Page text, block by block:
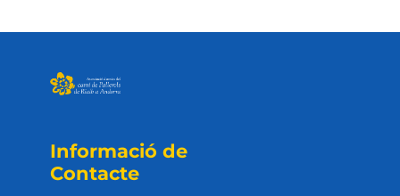
Informació de
Contacte